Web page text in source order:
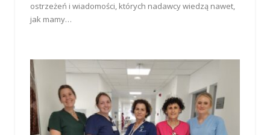
ostrzeżeń i wiadomości, których nadawcy wiedzą nawet,
jak mamy…